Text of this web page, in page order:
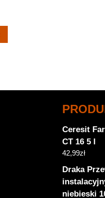
Ceresit
CT 16 5 l
42,99zł
Draka
niebieski